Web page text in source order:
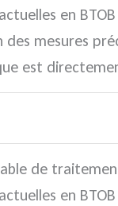
en
des mesures
est
de
en